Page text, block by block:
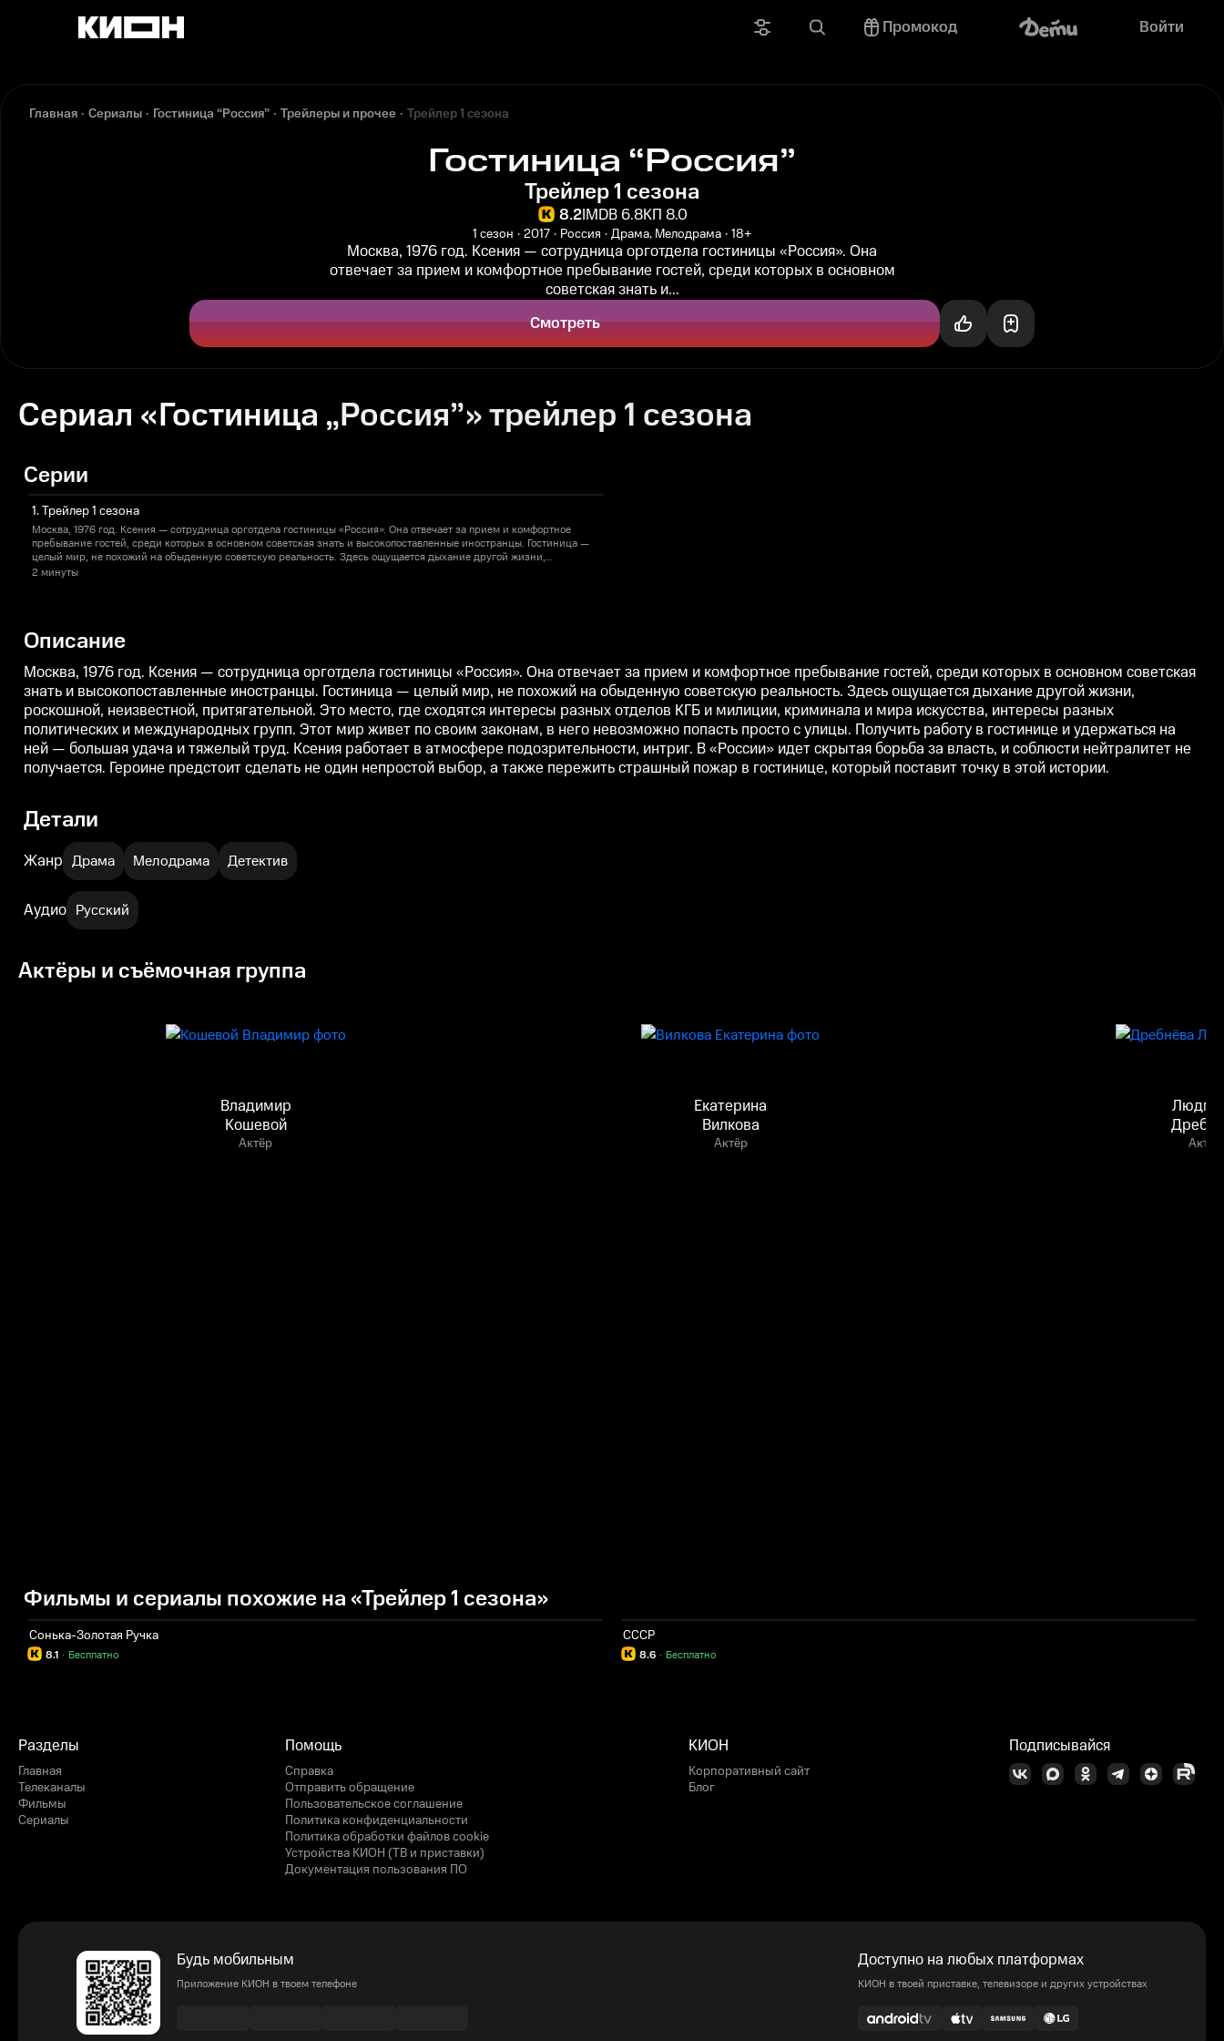
Промокод Войти
Главная Сериалы Гостиница “Россия” Трейлеры и прочее Трейлер 1 сезона
Гостиница “Россия”
Трейлер 1 сезона
8.2IMDB 6.8КП 8.0
1 сезон 2017 Россия Драма, Мелодрама 18+
Москва, 1976 год. Ксения — сотрудница орготдела гостиницы «Россия». Она
отвечает за прием и комфортное пребывание гостей, среди которых в основном
советская знать и...
Смотреть
Сериал «Гостиница „Россия”» трейлер 1 сезона
Серии
1. Трейлер 1 сезона
Москва, 1976 год. Ксения — сотрудница орготдела гостиницы «Россия». Она отвечает за прием и комфортное
пребывание гостей, среди которых в основном советская знать и высокопоставленные иностранцы. Гостиница —
целый мир, не похожий на обыденную советскую реальность. Здесь ощущается дыхание другой жизни,
роскошной, неизвестной, притягательной. Это место, где сходятся интересы разных отделов КГБ и милиции,
пережить страшный пожар в гостинице, который поставит точку в этой истории.
2 минуты
Описание
Москва, 1976 год. Ксения — сотрудница орготдела гостиницы «Россия». Она отвечает за прием и комфортное пребывание гостей, среди которых в основном советская
знать и высокопоставленные иностранцы. Гостиница — целый мир, не похожий на обыденную советскую реальность. Здесь ощущается дыхание другой жизни,
роскошной, неизвестной, притягательной. Это место, где сходятся интересы разных отделов КГБ и милиции, криминала и мира искусства, интересы разных
политических и международных групп. Этот мир живет по своим законам, в него невозможно попасть просто с улицы. Получить работу в гостинице и удержаться на
ней — большая удача и тяжелый труд. Ксения работает в атмосфере подозрительности, интриг. В «России» идет скрытая борьба за власть, и соблюсти нейтралитет не
получается. Героине предстоит сделать не один непростой выбор, а также пережить страшный пожар в гостинице, который поставит точку в этой истории.
Детали
Жанр Драма Мелодрама Детектив
Аудио Русский
Актёры и съёмочная группа
Владимир
Кошевой
Актёр
Екатерина
Вилкова
Актёр Актёр
Фильмы и сериалы похожие на «Трейлер 1 сезона»
Сонька-Золотая Ручка
8.1 Бесплатно
·
СССР
8.6 Бесплатно
·
Разделы
Главная
Телеканалы
Фильмы
Сериалы
Помощь
Справка
Отправить обращение
Пользовательское соглашение
Политика конфиденциальности
Политика обработки файлов cookie
Устройства КИОН (ТВ и приставки)
Документация пользования ПО
КИОН
Корпоративный сайт
Блог
Подписывайся
Будь мобильным
Приложение КИОН в твоем телефоне
Доступно на любых платформах
КИОН в твоей приставке, телевизоре и других устройствах